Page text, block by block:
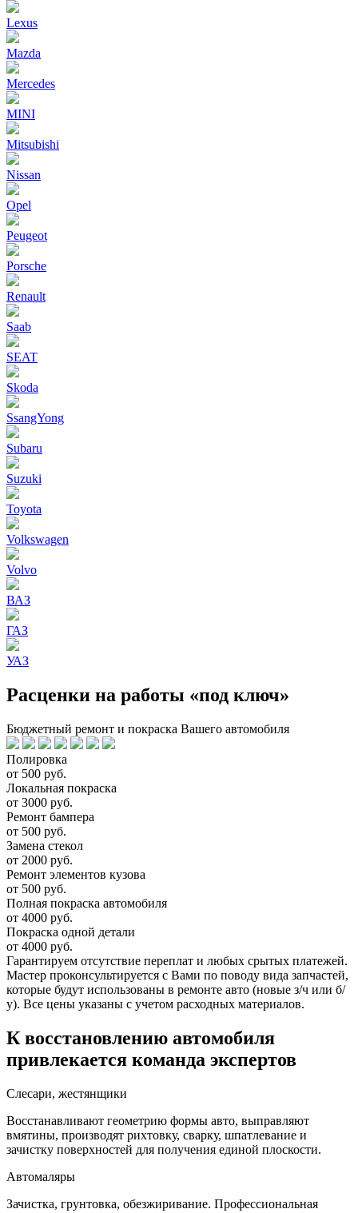
Lexus
Mazda
Mercedes
MINI
Mitsubishi
Nissan
Opel
Peugeot
Porsche
Renault
Saab
SEAT
Skoda
SsangYong
Subaru
Suzuki
Toyota
Volkswagen
Volvo
ВАЗ
ГАЗ
УАЗ
Расценки на работы «под ключ»
Бюджетный ремонт и покраска Вашего автомобиля
Полировка
от 500 руб.
Локальная покраска
от 3000 руб.
Ремонт бампера
от 500 руб.
Замена стекол
от 2000 руб.
Ремонт элементов кузова
от 500 руб.
Полная покраска автомобиля
от 4000 руб.
Покраска одной детали
от 4000 руб.
Гарантируем отсутствие переплат и любых срытых платежей.
Мастер проконсультируется с Вами по поводу вида запчастей,
которые будут использованы в ремонте авто (новые з/ч или б/
у). Все цены указаны с учетом расходных материалов.
К восстановлению автомобиля
привлекается команда экспертов
Слесари, жестянщики
Восстанавливают геометрию формы авто, выправляют
вмятины, производят рихтовку, сварку, шпатлевание и
зачистку поверхностей для получения единой плоскости.
Автомаляры
Зачистка, грунтовка, обезжиривание. Профессиональная